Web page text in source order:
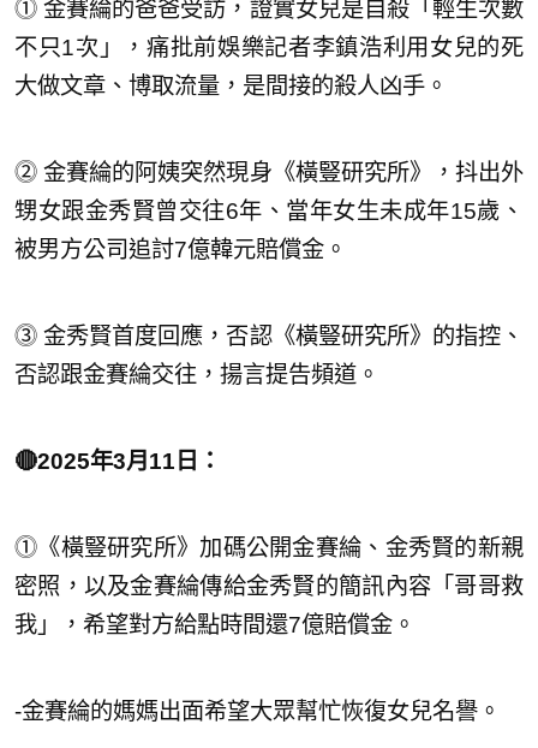
⓵ 金賽綸的爸爸受訪，證實女兒是自殺「輕生次數
不只1次」，痛批前娛樂記者李鎮浩利用女兒的死
大做文章、博取流量，是間接的殺人凶手。
⓶ 金賽綸的阿姨突然現身《橫豎研究所》，抖出外
甥女跟金秀賢曾交往6年、當年女生未成年15歲、
被男方公司追討7億韓元賠償金。
⓷ 金秀賢首度回應，否認《橫豎研究所》的指控、
否認跟金賽綸交往，揚言提告頻道。
🔴2025年3月11日：
⓵《橫豎研究所》加碼公開金賽綸、金秀賢的新親
密照，以及金賽綸傳給金秀賢的簡訊內容「哥哥救
我」，希望對方給點時間還7億賠償金。
-金賽綸的媽媽出面希望大眾幫忙恢復女兒名譽。